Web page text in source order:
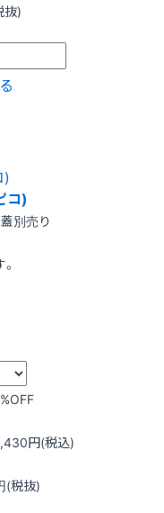
抜)
コ)
別売り
%OFF
円(税込)
(税抜)